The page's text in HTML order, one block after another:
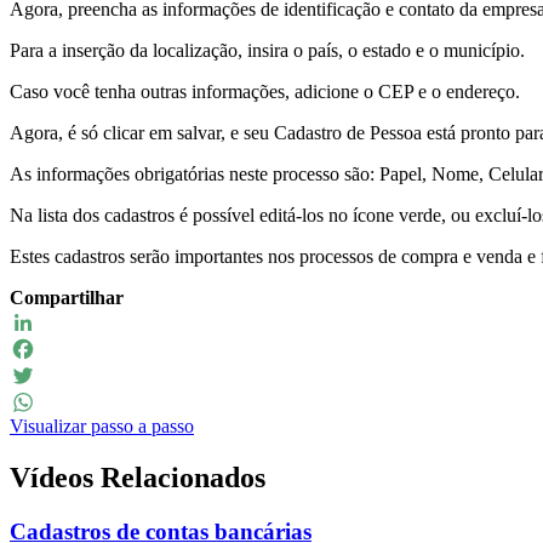
Agora, preencha as informações de identificação e contato da
Para a inserção da localização, insira o país, o estado e o município.
Caso você tenha outras informações, adicione o CEP e o endereço.
Agora, é só clicar em salvar, e seu Cadastro de Pessoa está pronto
As informações obrigatórias neste processo são: Papel, Nome,
Na lista dos cadastros é possível editá-los no ícone verde, ou excluí-
Estes cadastros serão importantes nos processos de compra e
Compartilhar
LinkedIn
Facebook
Twitter
WhatsApp
Visualizar passo a passo
Vídeos Relacionados
Cadastros de contas bancárias